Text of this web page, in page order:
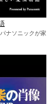
ナソニックが家